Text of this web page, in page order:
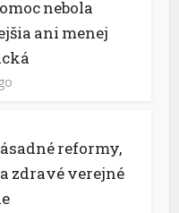
nebola
ani menej
reformy,
zdravé verejné